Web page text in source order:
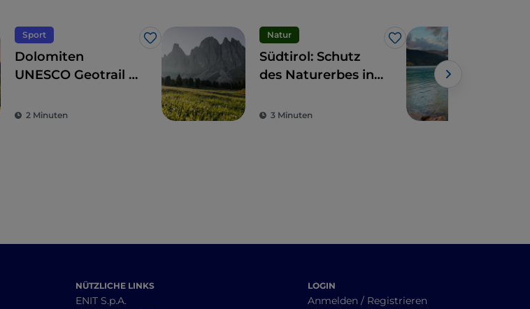
Sport
Like
Dolomiten
UNESCO Geotrail in
2 Minuten
Natur
Like
Südtirol: Schutz
des Naturerbes in
3 Minuten
NÜTZLICHE LINKS
ENIT S.p.A.
LOGIN
Anmelden / Registrieren